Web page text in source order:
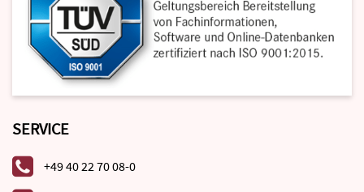
SERVICE
+49 40 22 70 08-0